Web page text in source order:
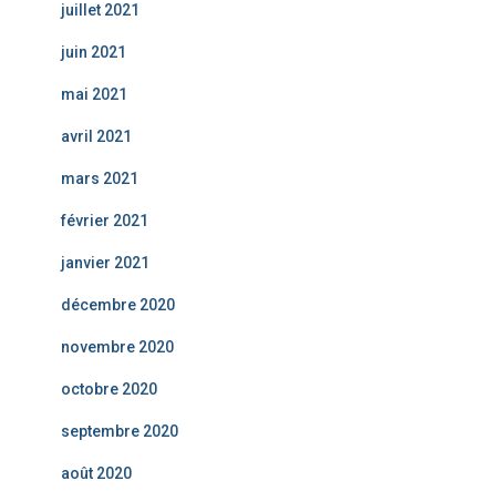
juillet 2021
juin 2021
mai 2021
avril 2021
mars 2021
février 2021
janvier 2021
décembre 2020
novembre 2020
octobre 2020
septembre 2020
août 2020